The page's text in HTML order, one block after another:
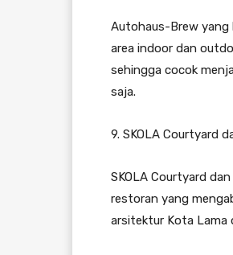
Autohaus-Brew yang
area indoor dan
sehingga cocok
saja.
9. SKOLA Courtyard
SKOLA Courtyard
restoran yang
arsitektur Kota Lama